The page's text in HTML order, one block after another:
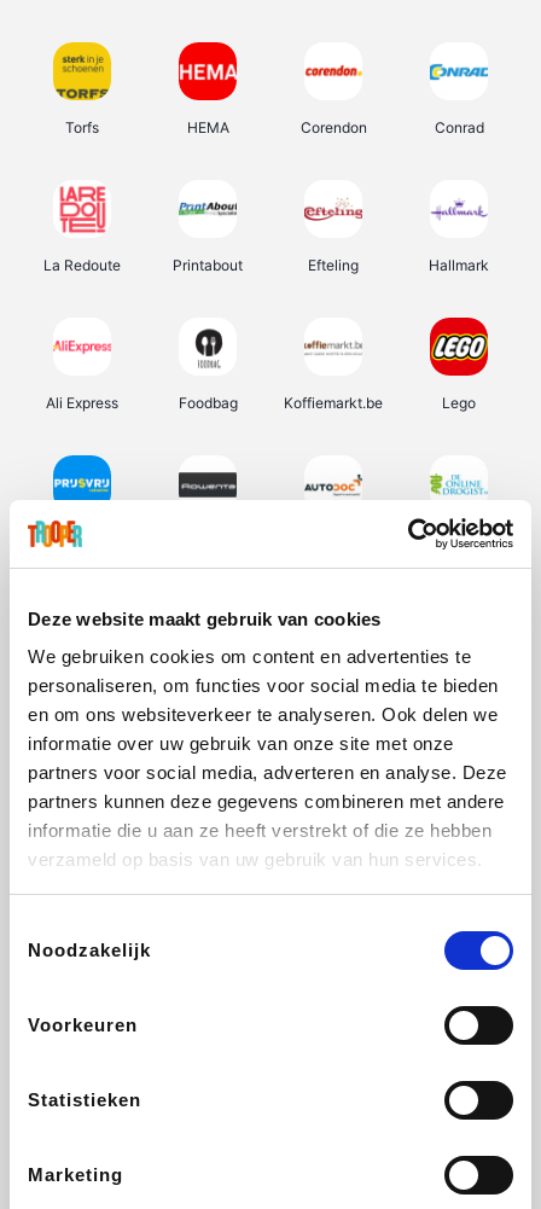
Deze website maakt gebruik van cookies
We gebruiken cookies om content en advertenties te
personaliseren, om functies voor social media te bieden
en om ons websiteverkeer te analyseren. Ook delen we
informatie over uw gebruik van onze site met onze
partners voor social media, adverteren en analyse. Deze
partners kunnen deze gegevens combineren met andere
informatie die u aan ze heeft verstrekt of die ze hebben
verzameld op basis van uw gebruik van hun services.
Noodzakelijk
Voorkeuren
Statistieken
Marketing
Torfs HEMA Corendon Conrad
La Redoute Printabout Efteling Hallmark
Ali Express Foodbag Koffiemarkt.be Lego
Prijsvrij De Online Drogist
Vidaxl Lampenlicht.be Plopsa Adidas
All Accor
DectDirect
SupraBazar